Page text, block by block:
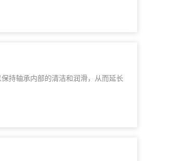
持轴承内部的清洁和润滑，从而延长